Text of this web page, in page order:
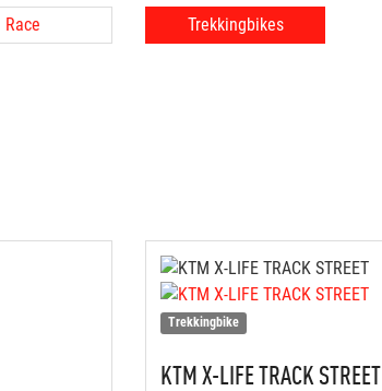
Race Trekkingbikes
Trekkingbike
KTMX-LIFE TRACK STREET